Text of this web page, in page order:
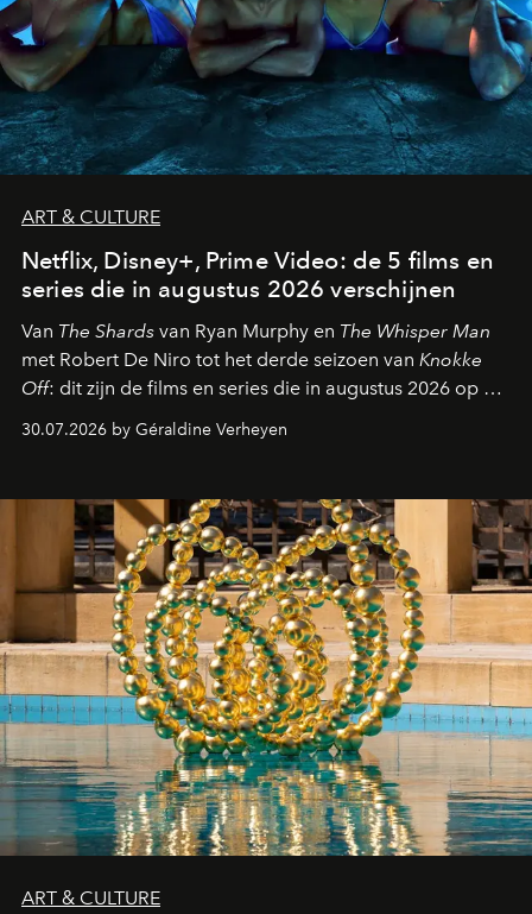
ART & CULTURE
Netflix, Disney+, Prime Video: de 5 films en
series die in augustus 2026 verschijnen
Van The Shards van Ryan Murphy en The Whisper Man
met Robert De Niro tot het derde seizoen van Knokke
Off: dit zijn de films en series die in augustus 2026 op de
streamingplatformen verschijnen.
30.07.2026 by Géraldine Verheyen
ART & CULTURE